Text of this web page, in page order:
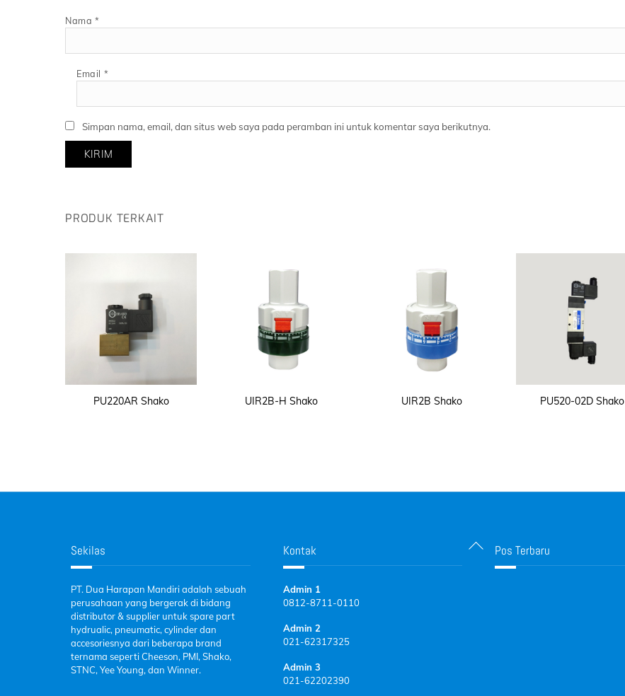
Nama *
Email *
Simpan nama, email, dan situs web saya pada peramban ini untuk komentar saya berikutnya.
PRODUK TERKAIT
PU220AR Shako UIR2B-H Shako UIR2B Shako PU520-02D Shako
Back
To
Sekilas
PT. Dua Harapan Mandiri adalah sebuah
perusahaan yang bergerak di bidang
distributor & supplier untuk spare part
hydrualic, pneumatic, cylinder dan
accesoriesnya dari beberapa brand
ternama seperti Cheeson, PMI, Shako,
STNC, Yee Young, dan Winner.
Kontak
Admin 1
0812-8711-0110
Admin 2
021-62317325
Admin 3
021-62202390
Pos Terbaru